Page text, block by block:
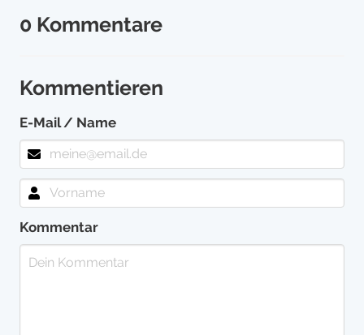
0 Kommentare
Kommentieren
E-Mail / Name
Kommentar